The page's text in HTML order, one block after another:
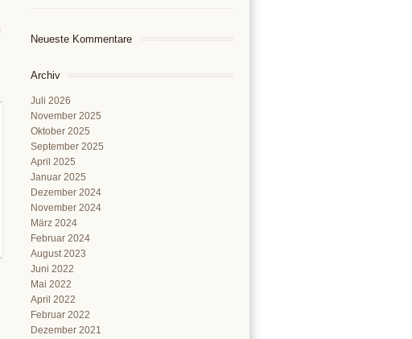
Neueste Kommentare
Archiv
Juli 2026
November 2025
Oktober 2025
September 2025
April 2025
Januar 2025
Dezember 2024
November 2024
März 2024
Februar 2024
August 2023
Juni 2022
Mai 2022
April 2022
Februar 2022
Dezember 2021